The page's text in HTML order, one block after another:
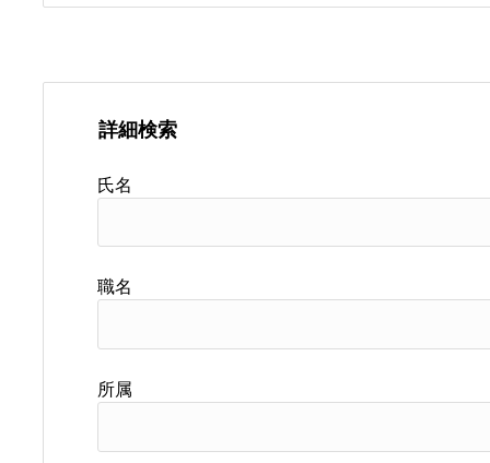
詳細検索
氏名
職名
所属